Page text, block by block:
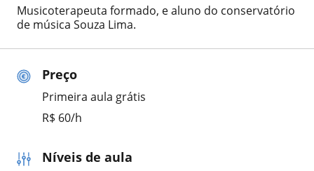
Preço
Primeira aula grátis
R$ 60/h
Níveis de aula
Musicoterapeuta formado, e aluno do conservatório
de música Souza Lima.